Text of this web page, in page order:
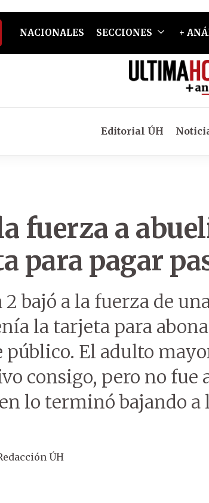
NACIONALES SECCIONES +
Editorial ÚH
fuerza a
para pagar
bajó a la fuerza de
la tarjeta para
El adulto
consigo, pero no fue
lo terminó bajando a
ÚH